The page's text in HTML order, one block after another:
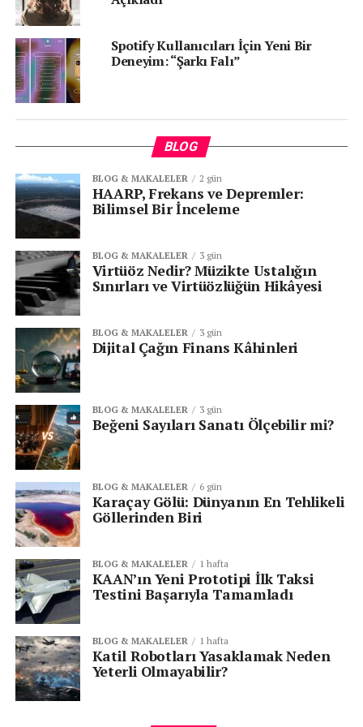
Spotify üzerindeki baskıyı fazlasıyla artırabilir. Şimdi
tüm gözler, konuya dair resmi bir açıklamada.
Senin reaksiyonun hangisi?
KATEGORİLER: |Sektörel Haberler
ETIKETLER:
SONRAKI
Vodafone’dan E-Atık ve Eğitimde Yeni Hedefler
ÖNCEKI
2025 Türk Yapay Zekâ Ekosistemi Büyümeyi
Sürdürüyor
Spotify Kullanıcıları İçin Yeni Bir
Deneyim: “Şarkı Falı”
BLOG
BLOG & MAKALELER 2 gün
HAARP, Frekans ve Depremler:
Bilimsel Bir İnceleme
BLOG & MAKALELER 3 gün
Virtüöz Nedir? Müzikte Ustalığın
Sınırları ve Virtüözlüğün Hikâyesi
BLOG & MAKALELER 3 gün
Dijital Çağın Finans Kâhinleri
BLOG & MAKALELER 3 gün
Beğeni Sayıları Sanatı Ölçebilir mi?
BLOG & MAKALELER 6 gün
Karaçay Gölü: Dünyanın En Tehlikeli
Göllerinden Biri
BLOG & MAKALELER 1 hafta
KAAN’ın Yeni Prototipi İlk Taksi
Testini Başarıyla Tamamladı
BLOG & MAKALELER 1 hafta
Katil Robotları Yasaklamak Neden
Yeterli Olmayabilir?